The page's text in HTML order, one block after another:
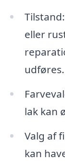
eller
udføres.
lak kan
Valg af
kan